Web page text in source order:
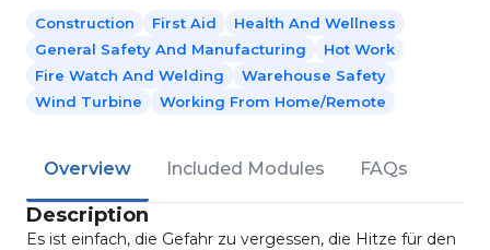
Construction First Aid
Health And Wellness
General Safety And Manufacturing
Hot Work
Fire Watch And Welding
Warehouse Safety
Wind Turbine
Working From Home/Remote
Overview Included Modules FAQs
Description
Es ist einfach, die Gefahr zu vergessen, die Hitze für den